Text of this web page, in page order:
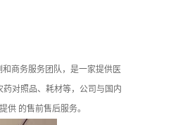
商务服务团队，是一家提供医
对照品、耗材等，公司与国内
供 的售前售后服务。